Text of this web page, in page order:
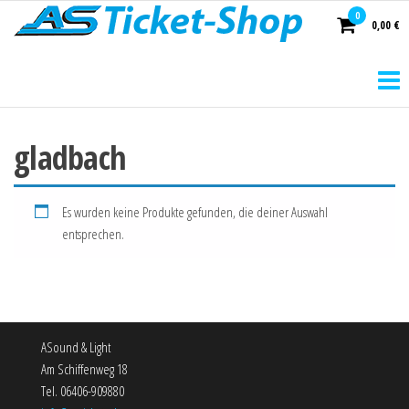
AS
0
0,00 €
gladbach
Es wurden keine Produkte gefunden, die deiner Auswahl
entsprechen.
ASound & Light
Am Schiffenweg 18
Tel. 06406-909880